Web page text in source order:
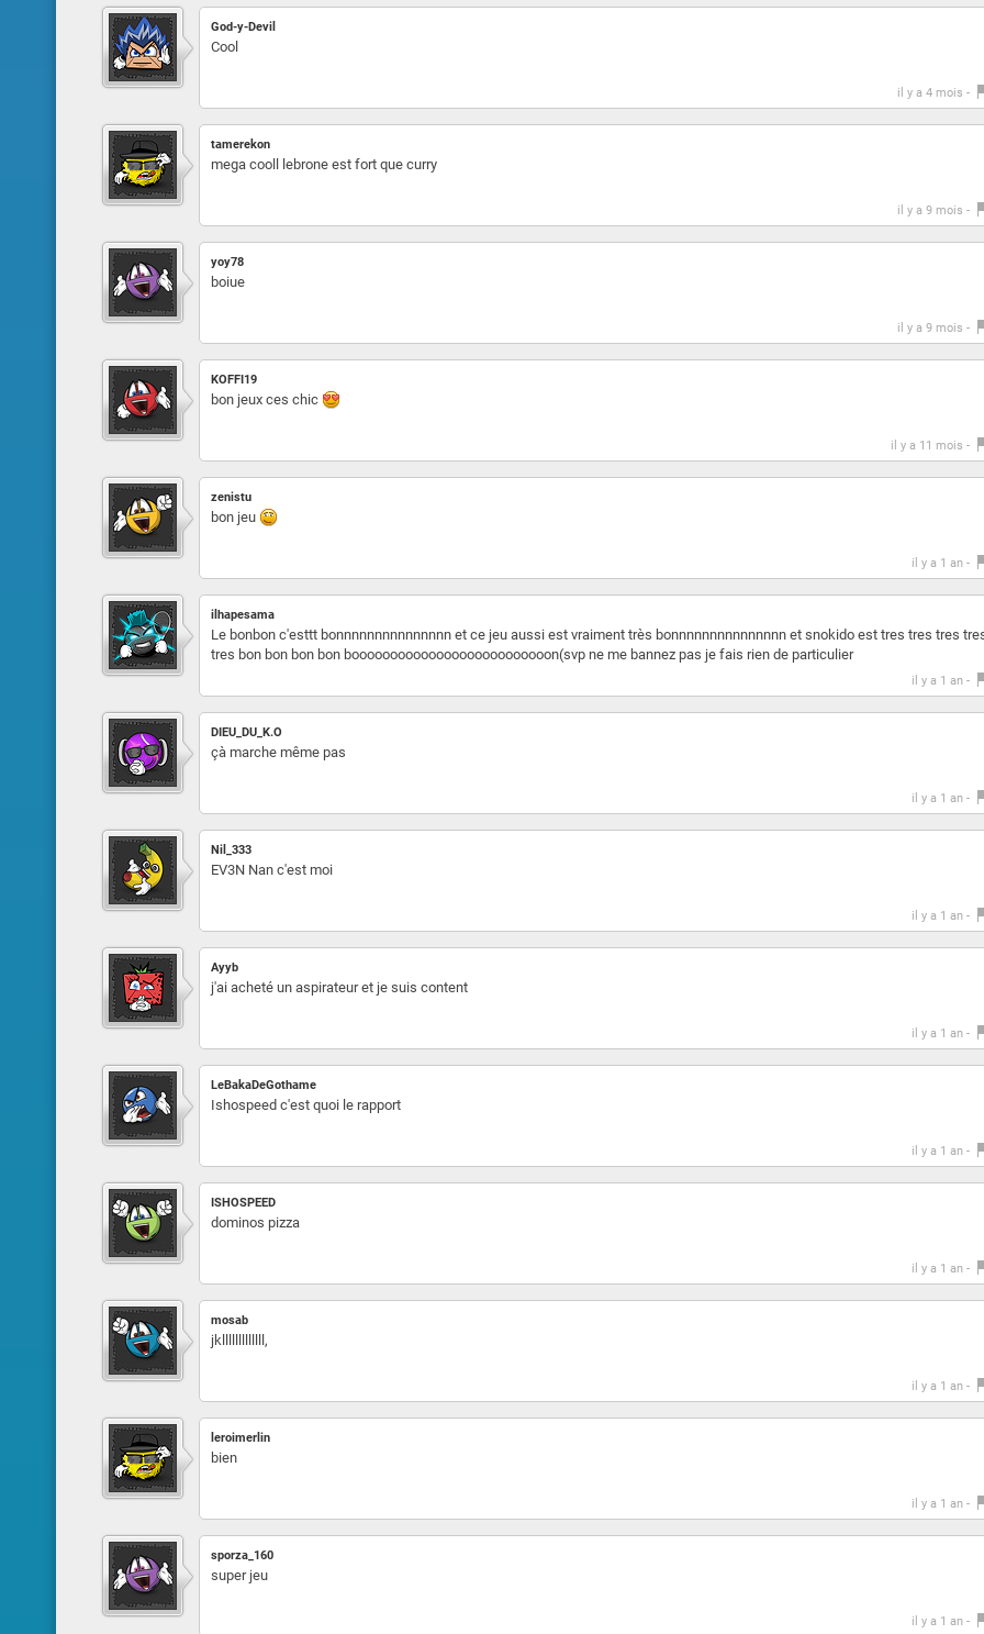
God-y-Devil
Cool
il y a 4 mois -
tamerekon
mega cooll lebrone est fort que curry
il y a 9 mois -
yoy78
boiue
il y a 9 mois -
KOFFI19
bon jeux ces chic
il y a 11 mois -
zenistu
bon jeu
il y a 1 an -
ilhapesama
Le bonbon c'esttt bonnnnnnnnnnnnnnn et ce jeu aussi est vraiment très bonnnnnnnnnnnnnnn et snokido est tres tres tres
tres bon bon bon bon boooooooooooooooooooooooooon(svp ne me bannez pas je fais rien de particulier
il y a 1 an -
DIEU_DU_K.O
çà marche même pas
il y a 1 an -
Nil_333
EV3N Nan c'est moi
il y a 1 an -
Ayyb
j'ai acheté un aspirateur et je suis content
il y a 1 an -
LeBakaDeGothame
Ishospeed c'est quoi le rapport
il y a 1 an -
ISHOSPEED
dominos pizza
il y a 1 an -
mosab
jklllllllllllll,
il y a 1 an -
leroimerlin
bien
il y a 1 an -
sporza_160
super jeu
il y a 1 an -